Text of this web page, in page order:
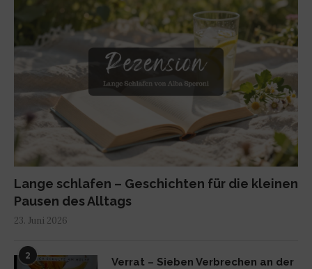
Lange schlafen – Geschichten für die kleinen
Pausen des Alltags
23. Juni 2026
2
Verrat – Sieben Verbrechen an der